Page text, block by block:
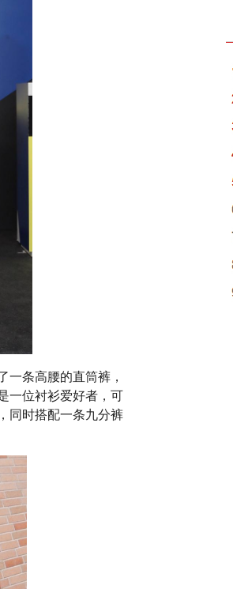
条高腰的直筒裤，
一位衬衫爱好者，可
同时搭配一条九分裤